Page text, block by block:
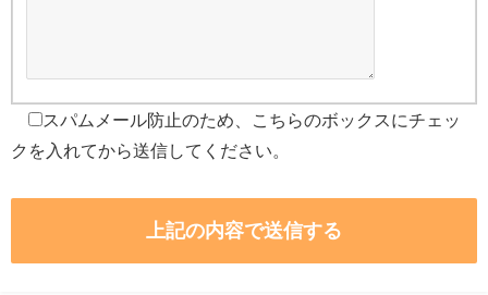
スパムメール防止のため、こちらのボックスにチェッ
クを入れてから送信してください。